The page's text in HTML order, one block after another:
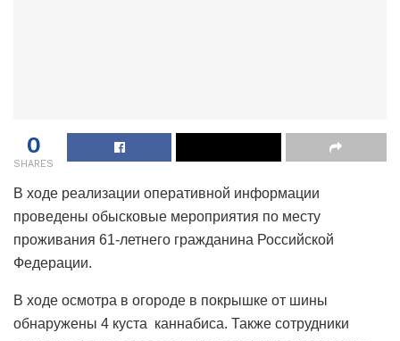
0
SHARES
В ходе реализации оперативной информации
проведены обысковые мероприятия по месту
проживания 61-летнего гражданина Российской
Федерации.
В ходе осмотра в огороде в покрышке от шины
обнаружены 4 куста каннабиса. Также сотрудники